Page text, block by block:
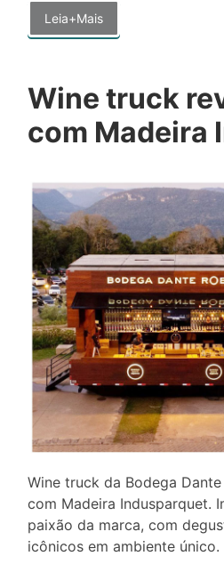
Leia+Mais
Wine truck
com Madeira
Wine truck da Bodega
com Madeira Indusparquet.
paixão da marca, com
icônicos em ambiente único.